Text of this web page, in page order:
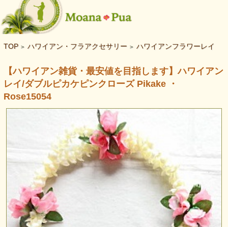
TOP > ハワイアン・フラアクセサリー > ハワイアンフラワーレイ
【ハワイアン雑貨・最安値を目指します】ハワイアン
レイ/ダブルピカケピンクローズ Pikake ・
Rose15054